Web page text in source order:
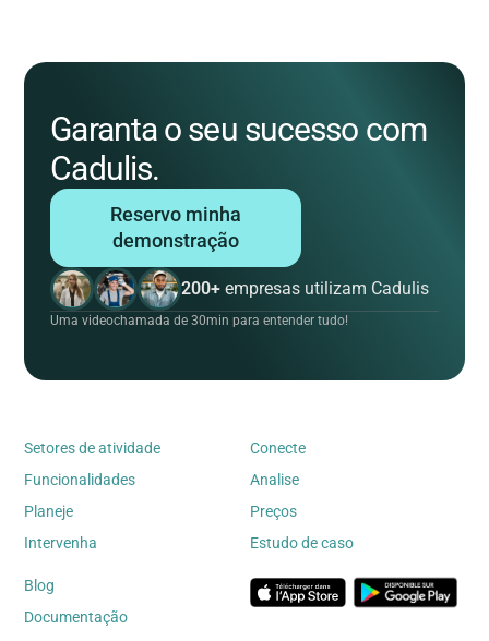
Garanta o seu sucesso com
Cadulis.
Reservo minha
demonstração
200+ empresas utilizam Cadulis
Uma videochamada de 30min para entender tudo!
Setores de atividade
Funcionalidades
Planeje
Intervenha
Conecte
Analise
Preços
Estudo de caso
Blog
Documentação